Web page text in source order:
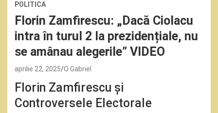
POLITICA
Florin Zamfirescu: „Dacă Ciolacu
intra în turul 2 la prezidențiale, nu
se amânau alegerile” VIDEO
aprilie 22, 2025 O Gabriel
Florin Zamfirescu și
Controversele Electorale